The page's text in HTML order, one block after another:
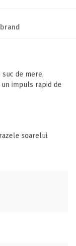
de mere,
impuls rapid de
soarelui.